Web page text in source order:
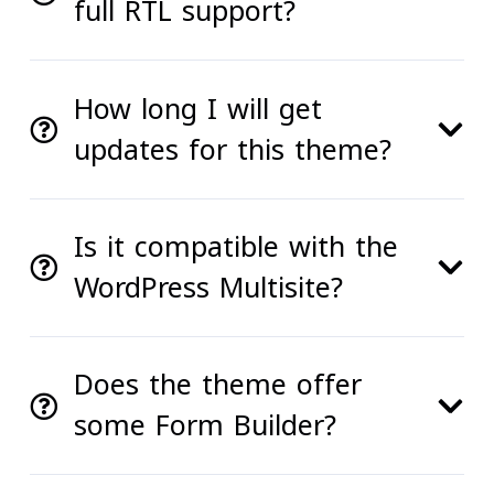
full RTL support?
How long I will get
updates for this theme?
Is it compatible with the
WordPress Multisite?
Does the theme offer
some Form Builder?